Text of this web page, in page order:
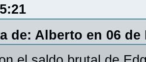
de: Alberto en 06 de